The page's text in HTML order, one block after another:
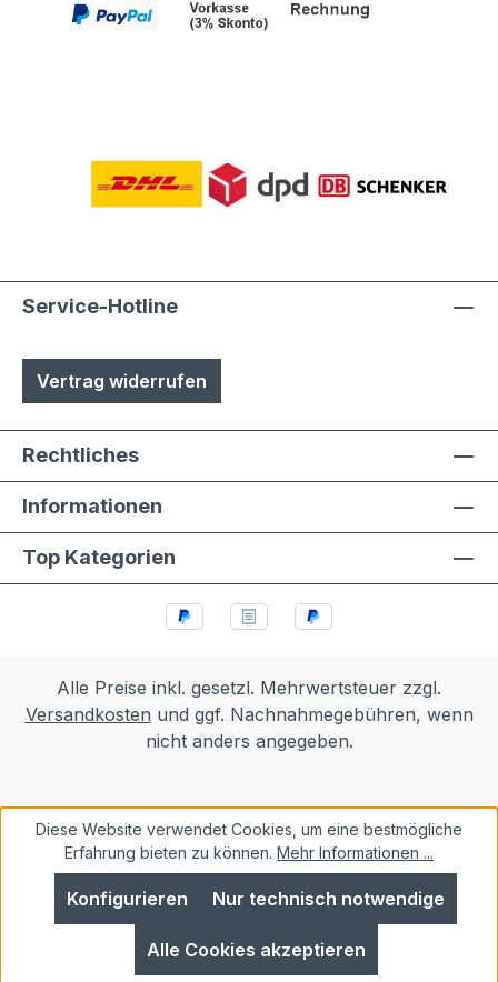
können einfach selbst ausgetauscht
werden- Türen sind mit
Service-Hotline
Vertrag widerrufen
Rechtliches
Informationen
Top Kategorien
Alle Preise inkl. gesetzl. Mehrwertsteuer zzgl.
Versandkosten und ggf. Nachnahmegebühren, wenn
nicht anders angegeben.
Diese Website verwendet Cookies, um eine bestmögliche
Erfahrung bieten zu können. Mehr Informationen ...
Nur technisch notwendige
Konfigurieren
Alle Cookies akzeptieren